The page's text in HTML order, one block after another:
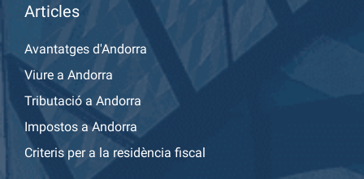
Articles
Avantatges d'Andorra
Viure a Andorra
Tributació a Andorra
Impostos a Andorra
Criteris per a la residència fiscal